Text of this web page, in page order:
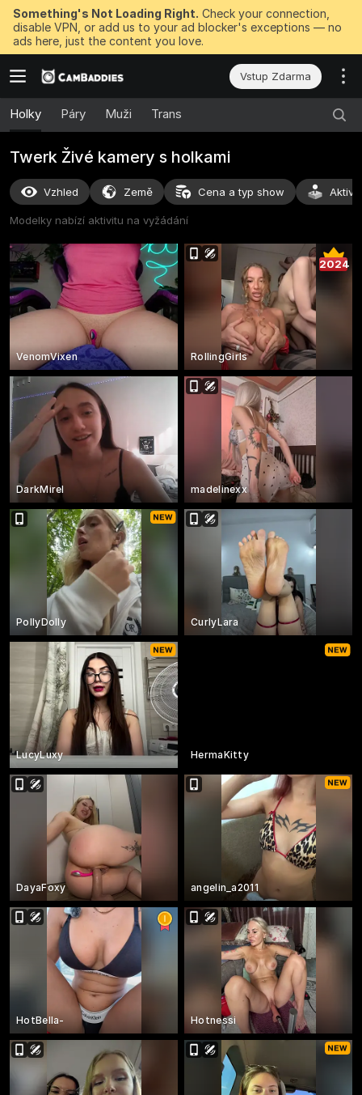
Something's Not Loading Right. Check your connection,
disable VPN, or add us to your ad blocker's exceptions — no
ads here, just the content you love.
Vstup Zdarma
Holky Páry Muži Trans
Twerk Živé kamery s holkami
Vzhled Země Cena a typ show
Modelky nabízí aktivitu na vyžádání
VenomVixen
2024
RollingGirls
DarkMirel madelinexx
PollyDolly CurlyLara
LucyLuxy HermaKitty
DayaFoxy angelin_a2011
HotBella- Hotnessi